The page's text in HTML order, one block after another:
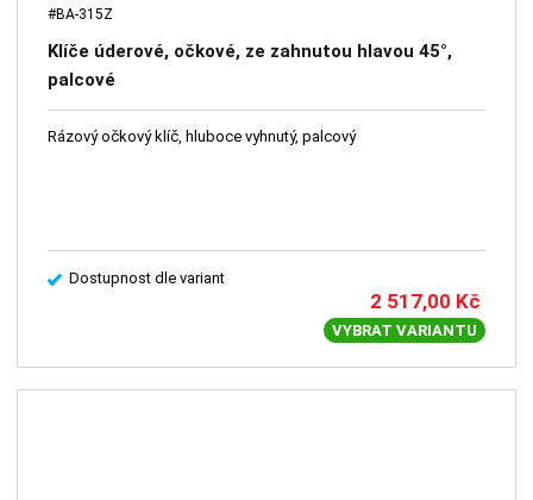
#BA-315Z
Klíče úderové, očkové, ze zahnutou hlavou 45°,
palcové
Rázový očkový klíč, hluboce vyhnutý, palcový
Dostupnost dle variant
2 517,00 Kč
VYBRAT VARIANTU